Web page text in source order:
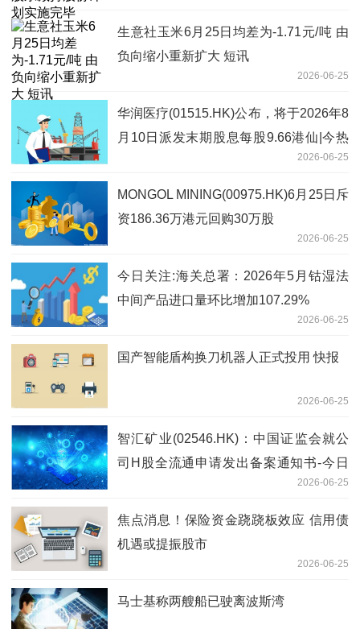
生意社玉米6月25日均差为-1.71元/吨 由
负向缩小重新扩大 短讯
2026-06-25
华润医疗(01515.HK)公布，将于2026年8
月10日派发末期股息每股9.66港仙|今热
2026-06-25
MONGOL MINING(00975.HK)6月25日斥
资186.36万港元回购30万股
2026-06-25
今日关注:海关总署：2026年5月钴湿法
中间产品进口量环比增加107.29%
2026-06-25
国产智能盾构换刀机器人正式投用 快报
2026-06-25
智汇矿业(02546.HK)：中国证监会就公
司H股全流通申请发出备案通知书-今日
2026-06-25
焦点消息！保险资金跷跷板效应 信用债
机遇或提振股市
2026-06-25
马士基称两艘船已驶离波斯湾